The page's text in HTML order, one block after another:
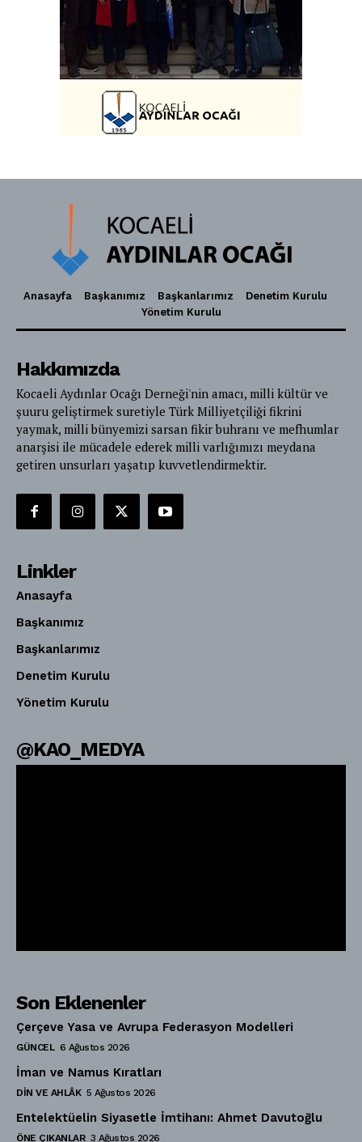
Anasayfa Başkanımız Başkanlarımız
Denetim Kurulu
Yönetim Kurulu
Hakkımızda
Kocaeli Aydınlar Ocağı Derneği'nin amacı, milli kültür ve
şuuru geliştirmek suretiyle Türk Milliyetçiliği fikrini
yaymak, milli bünyemizi sarsan fikir buhranı ve mefhumlar
anarşisi ile mücadele ederek milli varlığımızı meydana
getiren unsurları yaşatıp kuvvetlendirmektir.
Linkler
Anasayfa
Başkanımız
Başkanlarımız
Denetim Kurulu
Yönetim Kurulu
@KAO_MEDYA
Son Eklenenler
Çerçeve Yasa ve Avrupa Federasyon Modelleri
GÜNCEL 6 Ağustos 2026
İman ve Namus Kıratları
DIN VE AHLÂK 5 Ağustos 2026
Entelektüelin Siyasetle İmtihanı: Ahmet Davutoğlu
ÖNE ÇIKANLAR 3 Ağustos 2026